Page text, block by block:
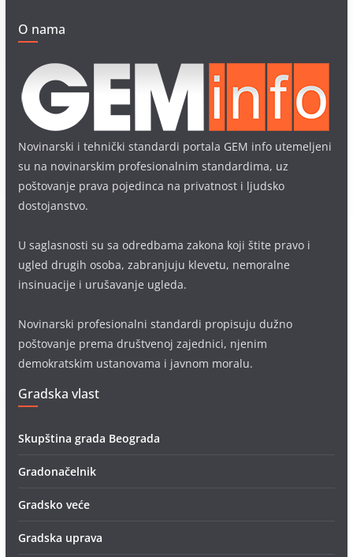
O nama
Novinarski i tehnički standardi portala GEM info utemeljeni
su na novinarskim profesionalnim standardima, uz
poštovanje prava pojedinca na privatnost i ljudsko
dostojanstvo.
U saglasnosti su sa odredbama zakona koji štite pravo i
ugled drugih osoba, zabranjuju klevetu, nemoralne
insinuacije i urušavanje ugleda.
Novinarski profesionalni standardi propisuju dužno
poštovanje prema društvenoj zajednici, njenim
demokratskim ustanovama i javnom moralu.
Gradska vlast
Skupština grada Beograda
Gradonačelnik
Gradsko veće
Gradska uprava